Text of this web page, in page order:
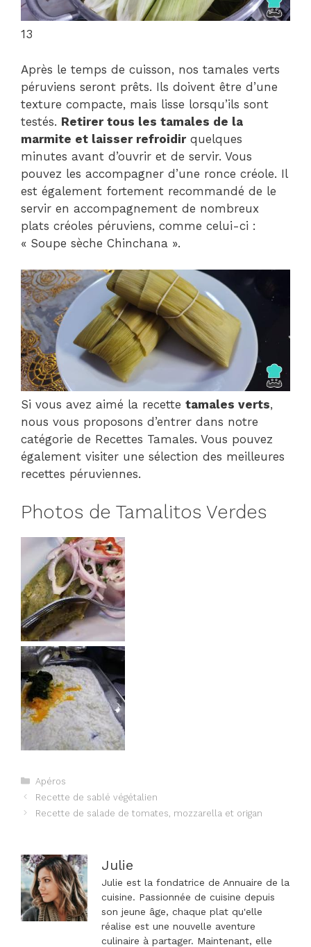
13
Après le temps de cuisson, nos tamales verts
péruviens seront prêts. Ils doivent être d’une
texture compacte, mais lisse lorsqu’ils sont
testés. Retirer tous les tamales de la
marmite et laisser refroidirquelques
minutes avant d’ouvrir et de servir. Vous
pouvez les accompagner d’une ronce créole. Il
est également fortement recommandé de le
servir en accompagnement de nombreux
plats créoles péruviens, comme celui-ci :
« Soupe sèche Chinchana ».
Si vous avez aimé la recette tamales verts,
nous vous proposons d’entrer dans notre
catégorie de Recettes Tamales. Vous pouvez
également visiter une sélection des meilleures
recettes péruviennes.
Photos de Tamalitos Verdes
Catégories
Apéros
Navigation
des
Recette de sablé végétalien
Recette de salade de tomates, mozzarella et origan
Julie
Julie est la fondatrice de Annuaire de la
cuisine. Passionnée de cuisine depuis
son jeune âge, chaque plat qu'elle
réalise est une nouvelle aventure
culinaire à partager. Maintenant, elle